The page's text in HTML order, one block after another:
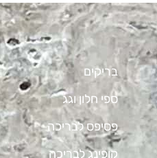
בריקים
ספי חלון וגג
פסיפס לבריכה
קופינג לבריכה